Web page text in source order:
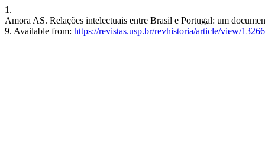
1.
Amora AS. Relações intelectuais entre Brasil e Portugal: um
9. Available from: https://revistas.usp.br/revhistoria/article/view/